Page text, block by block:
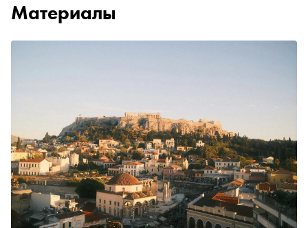
Материалы